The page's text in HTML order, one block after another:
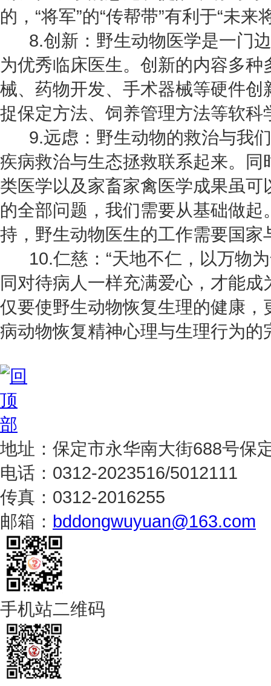
的，“将军”的“传帮带”有利于“未来
8.创新：野生动物医学是一门边
为优秀临床医生。创新的内容多
械、药物开发、手术器械等硬件
捉保定方法、饲养管理方法等软科
9.远虑：野生动物的救治与我们
疾病救治与生态拯救联系起来。
类医学以及家畜家禽医学成果虽
的全部问题，我们需要从基础做
持，野生动物医生的工作需要国
10.仁慈：“天地不仁，以万物为
同对待病人一样充满爱心，才能
仅要使野生动物恢复生理的健康
病动物恢复精神心理与生理行为的
地址：保定市永华南大街688号保
电话：0312-2023516/5012111
传真：0312-2016255
邮箱： bddongwuyuan@163.com
手机站二维码